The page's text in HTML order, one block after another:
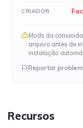
CRIADOR
Mods da
arquivo antes de
instalação
Reportar
Recursos